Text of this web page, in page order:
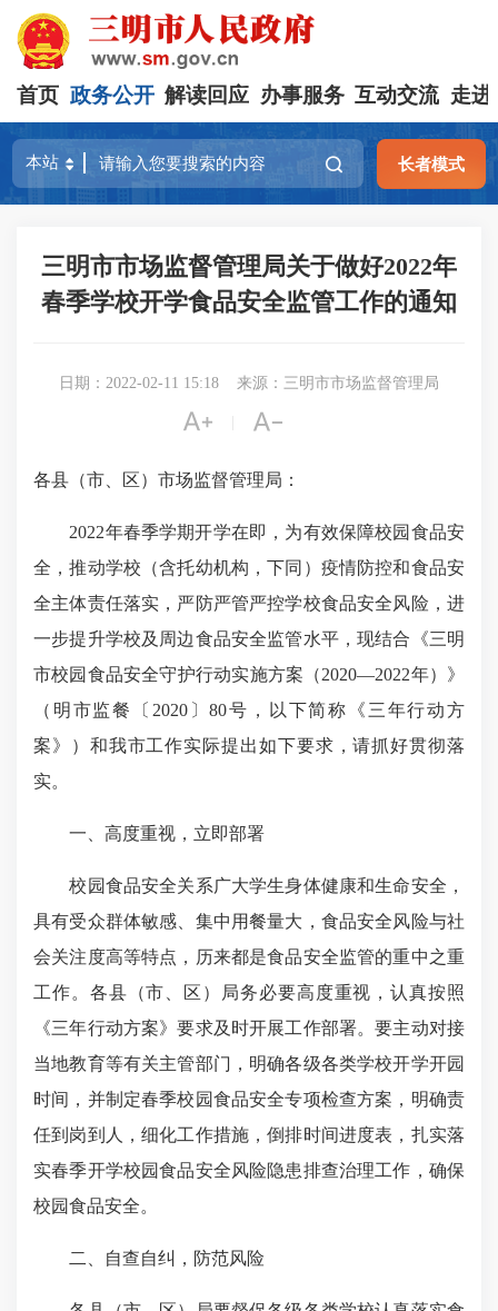
首页 政务公开 解读回应 办事服务 互动交流 走进
长者模式
三明市市场监督管理局关于做好2022年
春季学校开学食品安全监管工作的通知
日期：2022-02-11 15:18 来源：三明市市场监督管理局
 
各县（市、区）市场监督管理局：
2022年春季学期开学在即，为有效保障校园食品安
全，推动学校（含托幼机构，下同）疫情防控和食品安
全主体责任落实，严防严管严控学校食品安全风险，进
一步提升学校及周边食品安全监管水平，现结合《三明
市校园食品安全守护行动实施方案（2020—2022年）》
（明市监餐〔2020〕80号，以下简称《三年行动方
案》）和我市工作实际提出如下要求，请抓好贯彻落
实。
一、高度重视，立即部署
校园食品安全关系广大学生身体健康和生命安全，
具有受众群体敏感、集中用餐量大，食品安全风险与社
会关注度高等特点，历来都是食品安全监管的重中之重
工作。各县（市、区）局务必要高度重视，认真按照
《三年行动方案》要求及时开展工作部署。要主动对接
当地教育等有关主管部门，明确各级各类学校开学开园
时间，并制定春季校园食品安全专项检查方案，明确责
任到岗到人，细化工作措施，倒排时间进度表，扎实落
实春季开学校园食品安全风险隐患排查治理工作，确保
校园食品安全。
二、自查自纠，防范风险